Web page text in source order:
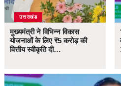
उत्तराखंड
मुख्यमंत्री ने विभिन्न विकास
योजनाओं के लिए ₹5 करोड़ की
वित्तीय स्वीकृति दी…